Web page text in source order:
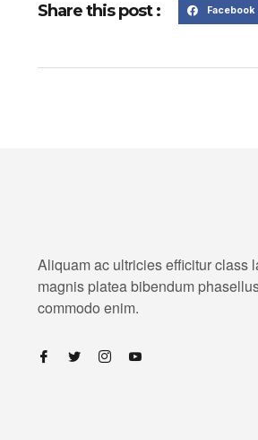
Share this post : Facebook
Aliquam ac ultricies efficitur class
magnis platea bibendum
commodo enim.